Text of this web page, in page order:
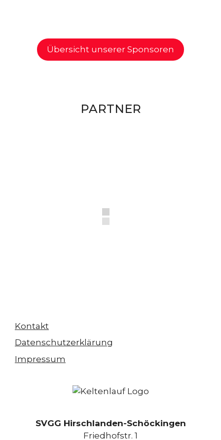
Übersicht unserer Sponsoren
PARTNER
Kontakt
Datenschutzerklärung
Impressum
SVGG Hirschlanden-Schöckingen
Friedhofstr. 1